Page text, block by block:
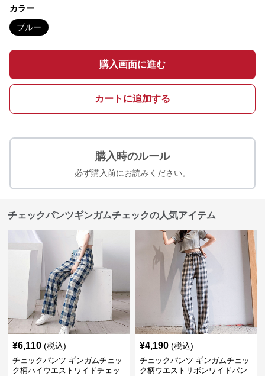
カラー
ブルー
購入画面に進む
カートに追加する
購入時のルール
必ず購入前にお読みください。
チェックパンツギンガムチェックの人気アイテム
¥6,110 (税込)
チェックパンツ ギンガムチェッ
ク柄ハイウエストワイドチェッ
¥4,190 (税込)
チェックパンツ ギンガムチェッ
ク柄ウエストリボンワイドパン